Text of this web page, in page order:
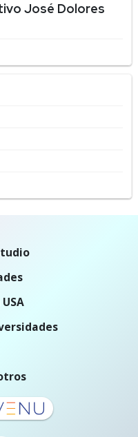
José Dolores